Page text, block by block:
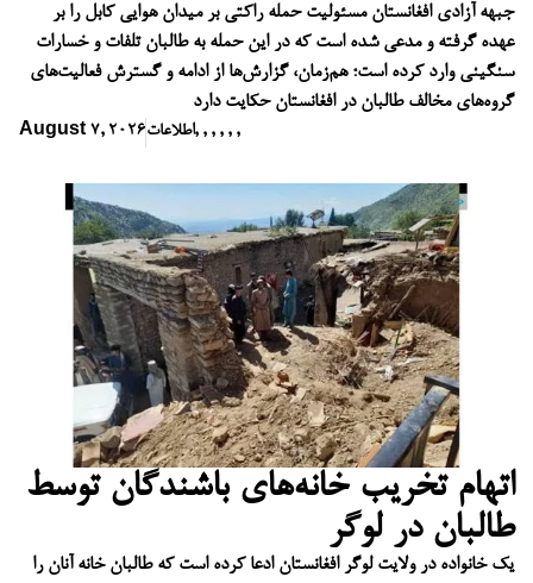
جبهه آزادی افغانستان مسئولیت حمله راکتی بر میدان هوایی کابل را بر
عهده گرفته و مدعی شده است که در این حمله به طالبان تلفات و خسارات
سنگینی وارد کرده است؛ هم‌زمان، گزارش‌ها از ادامه و گسترش فعالیت‌های
گروه‌های مخالف طالبان در افغانستان حکایت دارد
August 7, 2026اطلاعات, , , , , ,
اتهام تخریب خانه‌های باشندگان توسط
طالبان در لوگر
یک خانواده در ولایت لوگر افغانستان ادعا کرده است که طالبان خانه آنان را